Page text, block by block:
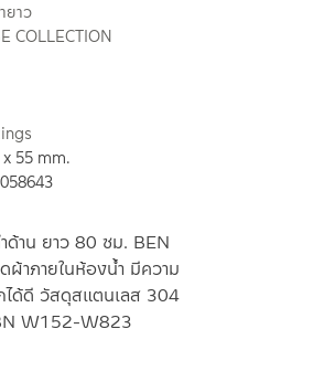
ด้าน ยาว 80 ซม. BEN
าภายในห้องน้ำ มีความ
ด้ดี วัสดุสแตนเลส 304
W152-W823
ยาว
COLLECTION
55 mm.